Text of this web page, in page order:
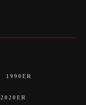
1990ER
2020ER